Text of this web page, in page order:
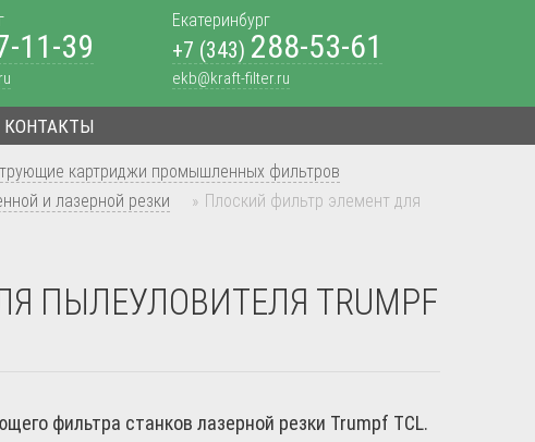
11-39
Екатеринбург
+7 (343) 288-53-61
ekb@kraft-filter.ru
КОНТАКТЫ
картриджи промышленных фильтров
и лазерной резки » Плоский фильтр элемент для
ПЫЛЕУЛОВИТЕЛЯ TRUMPF
фильтра станков лазерной резки Trumpf TCL.